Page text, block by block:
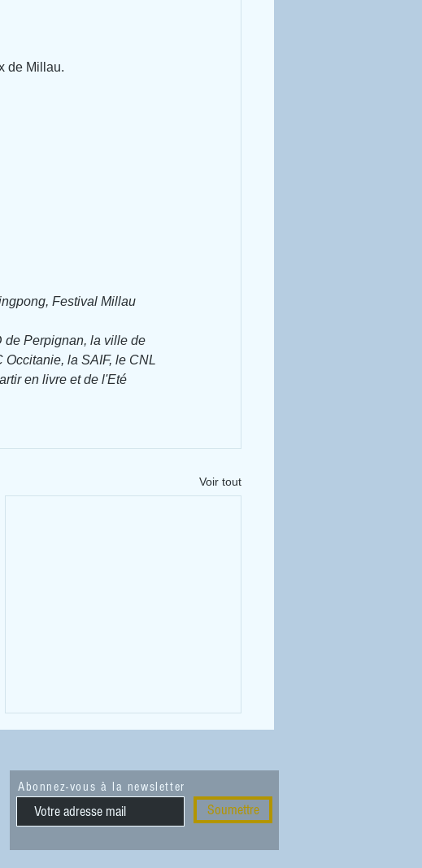
de Millau.
Festival Millau
de Perpignan, la ville de
la SAIF, le CNL
en livre et de l'Eté
Voir tout
Abonnez-vous à la newsletter
Soumettre